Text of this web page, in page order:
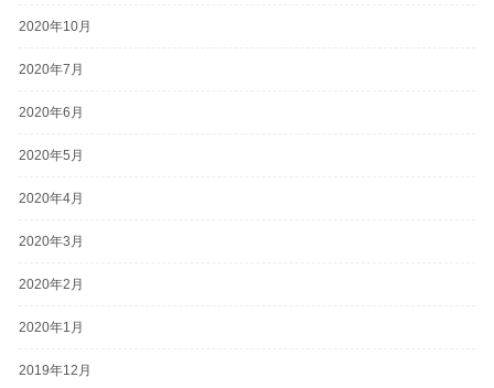
2020年10月
2020年7月
2020年6月
2020年5月
2020年4月
2020年3月
2020年2月
2020年1月
2019年12月